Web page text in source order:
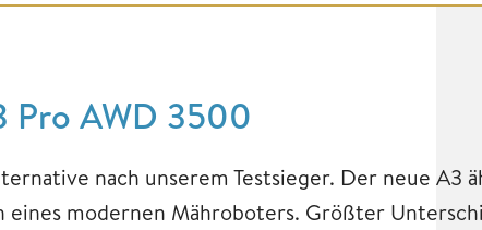
Pro AWD 3500
nach unserem Testsieger. Der neue A3
modernen Mähroboters. Größter